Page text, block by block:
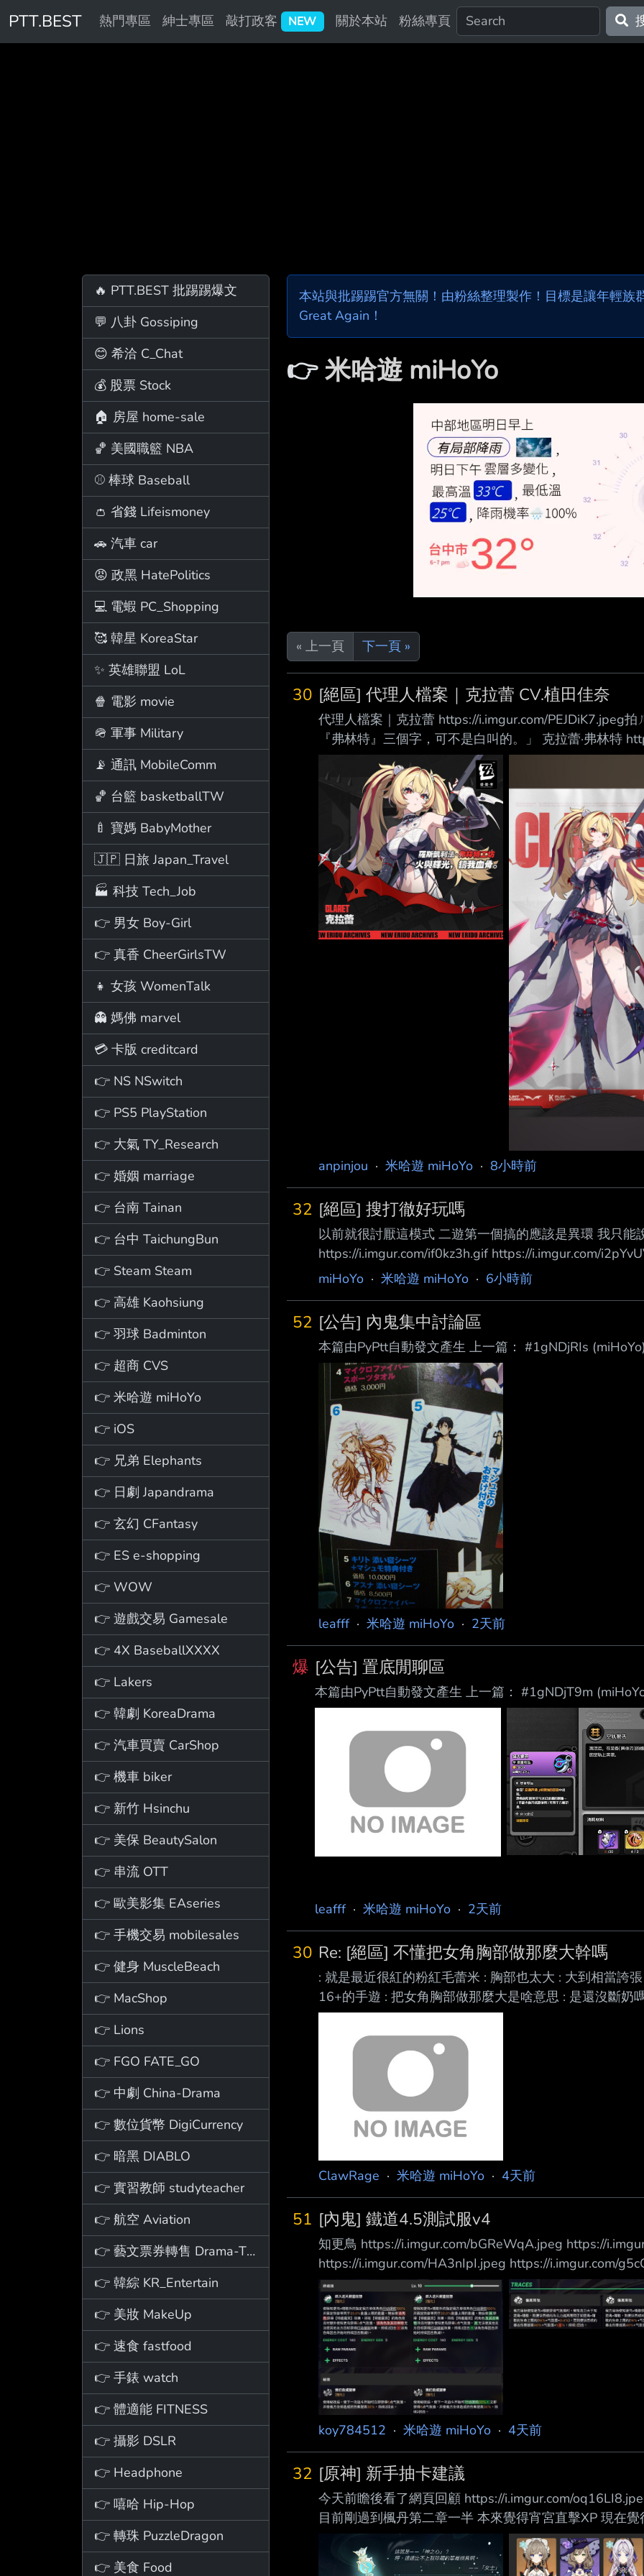
PTT.BEST 熱門專區 紳士專區 敲打政客 NEW 關於本站 粉絲專頁
🔥 PTT.BEST 批踢踢爆文
💬 八卦 Gossiping
😊 希洽 C_Chat
💰 股票 Stock
🏠 房屋 home-sale
🏀 美國職籃 NBA
⚾ 棒球 Baseball
👛 省錢 Lifeismoney
🚗 汽車 car
😡 政黑 HatePolitics
💻 電蝦 PC_Shopping
🥰 韓星 KoreaStar
✨ 英雄聯盟 LoL
🍿 電影 movie
🪖 軍事 Military
📡 通訊 MobileComm
🏀 台籃 basketballTW
🍼 寶媽 BabyMother
🇯🇵 日旅 Japan_Travel
🏭 科技 Tech_Job
👉 男女 Boy-Girl
👉 真香 CheerGirlsTW
👧 女孩 WomenTalk
👻 媽佛 marvel
💳 卡版 creditcard
👉 NS NSwitch
👉 PS5 PlayStation
👉 大氣 TY_Research
👉 婚姻 marriage
👉 台南 Tainan
👉 台中 TaichungBun
👉 Steam Steam
👉 高雄 Kaohsiung
👉 羽球 Badminton
👉 超商 CVS
👉 米哈遊 miHoYo
👉 iOS
👉 兄弟 Elephants
👉 日劇 Japandrama
👉 玄幻 CFantasy
👉 ES e-shopping
👉 WOW
👉 遊戲交易 Gamesale
👉 4X BaseballXXXX
👉 Lakers
👉 韓劇 KoreaDrama
👉 汽車買賣 CarShop
👉 機車 biker
👉 新竹 Hsinchu
👉 美保 BeautySalon
👉 串流 OTT
👉 歐美影集 EAseries
👉 手機交易 mobilesales
👉 健身 MuscleBeach
👉 MacShop
👉 Lions
👉 FGO FATE_GO
👉 中劇 China-Drama
👉 數位貨幣 DigiCurrency
👉 暗黑 DIABLO
👉 實習教師 studyteacher
👉 航空 Aviation
👉 藝文票券轉售 Drama-Ticket
👉 韓綜 KR_Entertain
👉 美妝 MakeUp
👉 速食 fastfood
👉 手錶 watch
👉 體適能 FITNESS
👉 攝影 DSLR
👉 Headphone
👉 嘻哈 Hip-Hop
👉 轉珠 PuzzleDragon
👉 美食 Food
本站與批踢踢官方無關！由粉絲整理製作！目標是讓年輕族
Great Again！
👉米哈遊 miHoYo
« 上一頁 下一頁 »
30 [絕區] 代理人檔案｜克拉蕾 CV.植田佳奈
代理人檔案｜克拉蕾 https://i.imgur.com/PEJDiK7.jpeg
『弗林特』三個字，可不是白叫的。」 克拉蕾·弗林特
甜點就想換輝金……你該不會以為同一招我會中兩次吧？
麼好打發……」 https://i.imgur.com/GaKe9A3.jpeg
anpinjou · 米哈遊 miHoYo · 8小時前
32 [絕區] 搜打徹好玩嗎
以前就很討厭這模式 二遊第一個搞的應該是異環 我只
https://i.imgur.com/if0kz3h.gif https://i.imgur.com/
miHoYo · 米哈遊 miHoYo · 6小時前
52 [公告] 內鬼集中討論區
本篇由PyPtt自動發文產生 上一篇： #1gNDjRIs
leafff· 米哈遊 miHoYo · 2天前
爆 [公告] 置底閒聊區
本篇由PyPtt自動發文產生 上一篇： #1gNDjT9m
leafff· 米哈遊 miHoYo · 2天前
30 Re: [絕區] 不懂把女角胸部做那麼大幹嗎
: 就是最近很紅的粉紅毛蕾米 : 胸部也太大 : 大到相當誇
16+的手遊 : 把女角胸部做那麼大是啥意思 : 是還沒斷奶
18禁遊戲 : 行行好 : 不要讓國高中生 : 認為世上有這麼
把女角色的胸部通通檢測過一遍後 如果我沒量錯的話
麗娜莎芭絲緹安 https://i.meee.com.tw/Eq6KQma.png
ClawRage · 米哈遊 miHoYo · 4天前
51 [內鬼] 鐵道4.5測試服v4
知更鳥 https://i.imgur.com/bGReWqA.jpeg https://
https://i.imgur.com/HA3nIpI.jpeg https://i.imgur.com/
https://i.imgur.com/2poD3Fq.jpeg 給記憶隊的爆傷加強
抗穿20% 2+1王朝了 V3進歡愉隊純靠力大磚飛都能打
面的歡愉角色要怎
koy784512 · 米哈遊 miHoYo · 4天前
32 [原神] 新手抽卡建議
今天前瞻後看了網頁回顧 https://i.imgur.com/
目前剛過到楓丹第二章一半 本來覺得宵宮直擊XP 現在
啊哈… 總之看完前瞻有點猶豫抽卡規劃 目前限定抽了奶
雖然7.0有新的星體系 不過月體系是不是就只有結晶 綻